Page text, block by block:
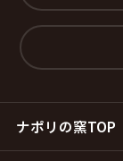
ナポリの窯TOP